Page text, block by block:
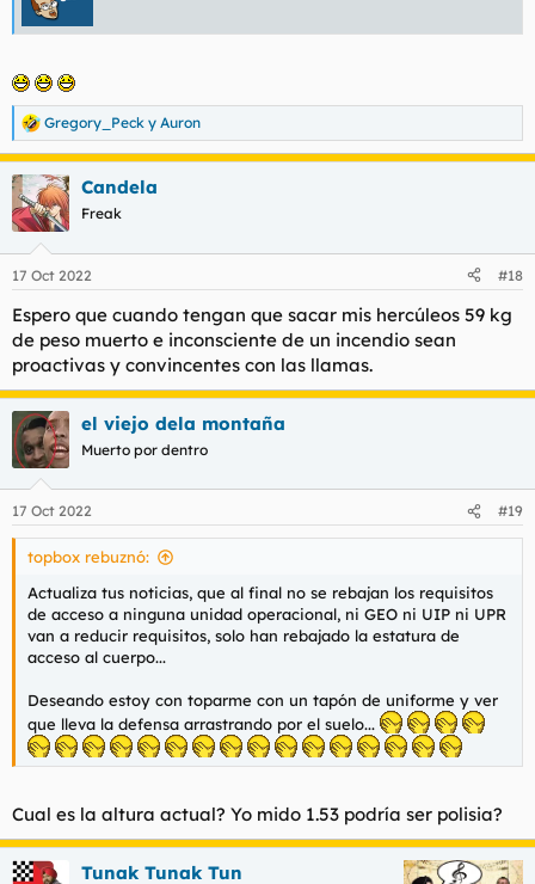
R
e
c
c
i
e
:
Gregory_Peck y Auron
Candela
Freak
17 Oct 2022 #18
Espero que cuando tengan que sacar mis hercúleos 59 kg
de peso muerto e inconsciente de un incendio sean
proactivas y convincentes con las llamas.
el viejo dela montaña
Muerto por dentro
17 Oct 2022 #19
topbox rebuznó:
Actualiza tus noticias, que al final no se rebajan los requisitos
de acceso a ninguna unidad operacional, ni GEO ni UIP ni UPR
van a reducir requisitos, solo han rebajado la estatura de
acceso al cuerpo...
Deseando estoy con toparme con un tapón de uniforme y ver
que lleva la defensa arrastrando por el suelo...
Cual es la altura actual? Yo mido 1.53 podría ser polisia?
Tunak Tunak Tun